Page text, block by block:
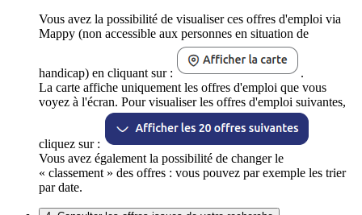
Vous avez la possibilité de visualiser ces offres d'emploi via
Mappy (non accessible aux personnes en situation de
handicap) en cliquant sur :
.
La carte affiche uniquement les offres d'emploi que vous
voyez à l'écran. Pour visualiser les offres d'emploi suivantes,
cliquez sur :
Vous avez également la possibilité de changer le
« classement » des offres : vous pouvez par exemple les trier
par date.